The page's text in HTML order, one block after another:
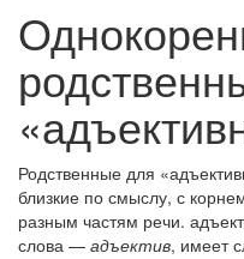
Родственные для
близкие по смыслу, с
разным частям речи.
слова — адъектив, имеет